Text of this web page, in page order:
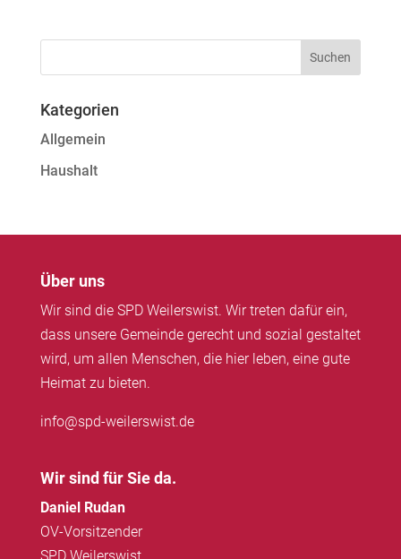
Kategorien
Allgemein
Haushalt
Über uns
Wir sind die SPD Weilerswist. Wir treten dafür ein,
dass unsere Gemeinde gerecht und sozial gestaltet
wird, um allen Menschen, die hier leben, eine gute
Heimat zu bieten.
info@spd-weilerswist.de
Wir sind für Sie da.
Daniel Rudan
OV-Vorsitzender